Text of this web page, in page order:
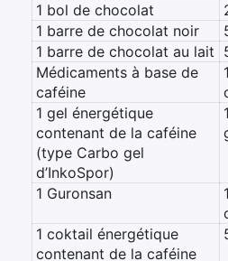
1 bol de chocolat
1 barre de chocolat noir
1 barre de chocolat au lait
Médicaments à base de
caféine
1
1 gel énergétique
contenant de la caféine
(type Carbo gel
d’InkoSpor)
1 Guronsan
1
1 coktail énergétique
contenant de la caféine
Rechercher
: